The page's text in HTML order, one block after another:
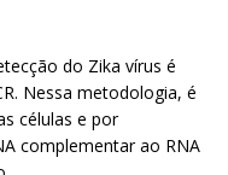
do Zika vírus é
Nessa metodologia, é
células e por
complementar ao RNA